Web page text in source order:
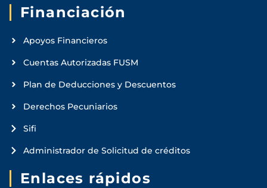
Financiación
Apoyos Financieros
Cuentas Autorizadas FUSM
Plan de Deducciones y Descuentos
Derechos Pecuniarios
Sifi
Administrador de Solicitud de créditos
Enlaces rápidos